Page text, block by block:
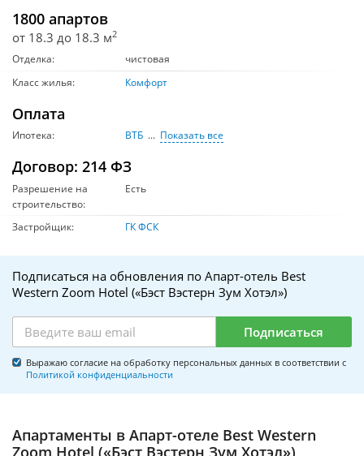
1800 апартов
от 18.3 до 18.3 м2
Отделка:
чистовая
Класс жилья:
Комфорт
Оплата
Ипотека: ВТБ Показать все
Договор: 214 ФЗ
Разрешение на
строительство:
Есть
Застройщик: ГК ФСК
Подписаться на обновления по Апарт-отель Best
Western Zoom Hotel («Бэст Вэстерн Зум Хотэл»)
Подписаться
Выражаю согласие на обработку персональных данных в соответствии с
Политикой конфиденциальности
Апартаменты в Апарт-отеле Best Western
Zoom Hotel («Бэст Вэстерн Зум Хотэл»)